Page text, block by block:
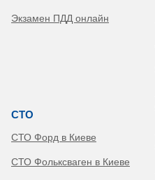
Экзамен ПДД онлайн
СТО
СТО Форд в Киеве
СТО Фольксваген в Киеве